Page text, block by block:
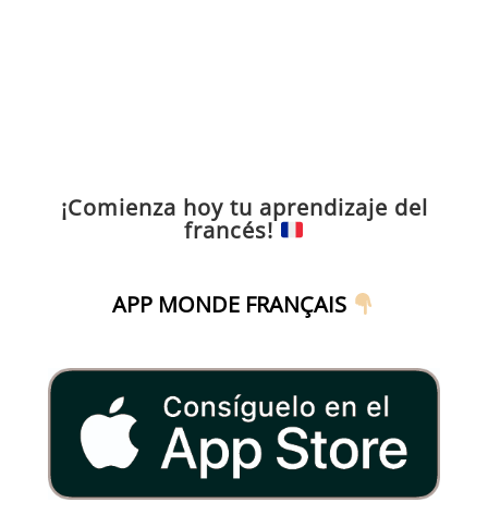
¡Comienza hoy tu aprendizaje del
francés!
APP MONDE FRANÇAIS